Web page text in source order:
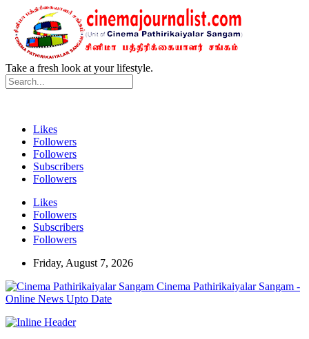
Take a fresh look at your lifestyle.
Likes
Followers
Followers
Subscribers
Followers
Likes
Followers
Subscribers
Followers
Friday, August 7, 2026
Cinema Pathirikaiyalar Sangam -
Online News Upto Date